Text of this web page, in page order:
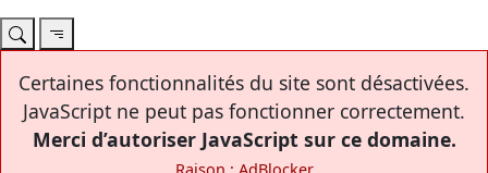
Certaines fonctionnalités du site sont désactivées.
JavaScript ne peut pas fonctionner correctement.
Merci d’autoriser JavaScript sur ce domaine.